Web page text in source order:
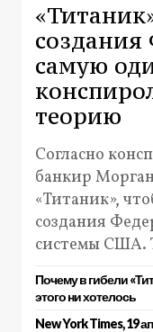
самую
теорию
Согласно
банкир
«Титаник»,
создания
системы США.
Почему в гибели
этого ни хотелось
New York Times, 19